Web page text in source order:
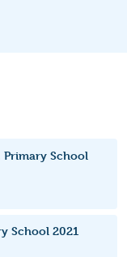
Primary School
School 2021